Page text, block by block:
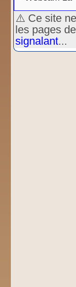
⚠️ Ce site
les pages
signalant...